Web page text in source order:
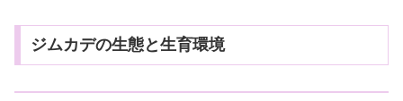
ジムカデの生態と生育環境